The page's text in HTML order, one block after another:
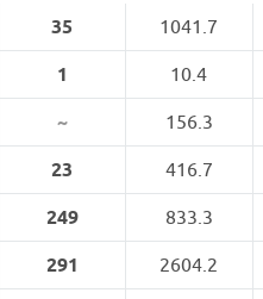
35 1041.7
1 10.4
~ 156.3
23 416.7
249 833.3
291 2604.2